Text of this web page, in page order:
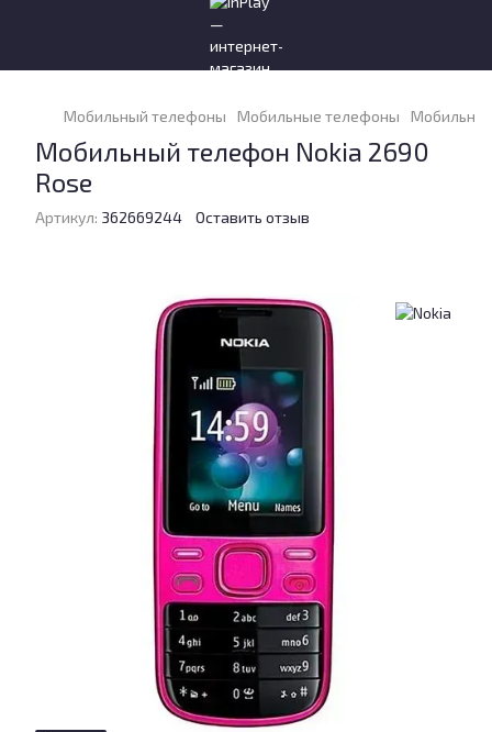
Мобильный телефоны Мобильные телефоны
Мобильный телефон Nokia 2690
Rose
Артикул: 362669244 Оставить отзыв